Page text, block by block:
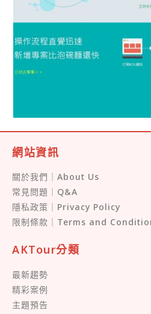
網站資訊
關於我們｜About Us
常見問題｜Q&A
隱私政策｜Privacy Policy
限制條款｜Terms and
AKTour分類
最新趨勢
精彩案例
主題預告